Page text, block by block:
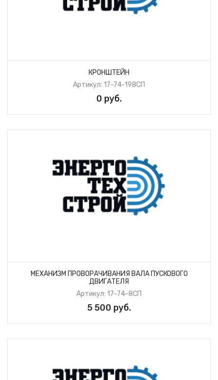
КРОНШТЕЙН
Артикул: 17-74-198СП
0 руб.
МЕХАНИЗМ ПРОВОРАЧИВАНИЯ ВАЛА ПУСКОВОГО
ДВИГАТЕЛЯ
Артикул: 17-74-8СП
5 500 руб.